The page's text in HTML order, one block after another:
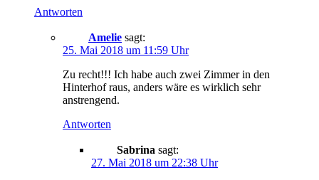
Antworten
Amelie sagt:
25. Mai 2018 um 11:59 Uhr
Zu recht!!! Ich habe auch zwei Zimmer in den
Hinterhof raus, anders wäre es wirklich sehr
anstrengend.
Antworten
Sabrina sagt:
27. Mai 2018 um 22:38 Uhr